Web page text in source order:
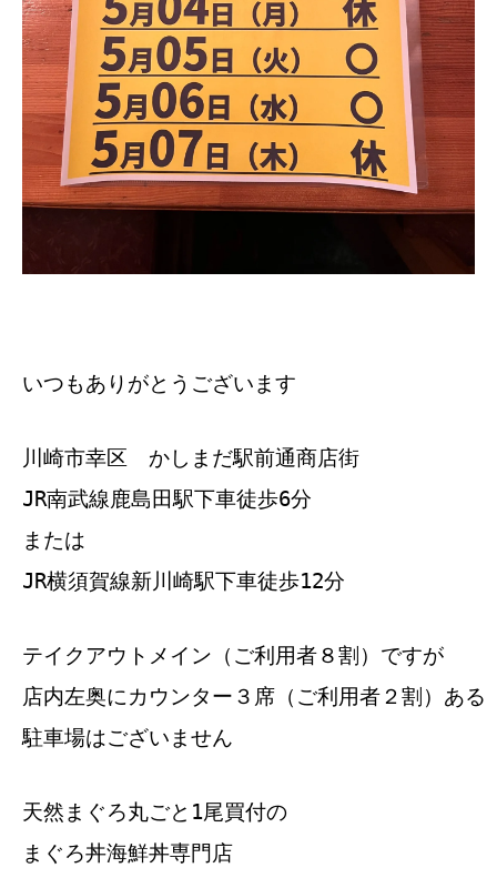
いつもありがとうございます
川崎市幸区 かしまだ駅前通商店街
JR南武線鹿島田駅下車徒歩6分
または
JR横須賀線新川崎駅下車徒歩12分
テイクアウトメイン（ご利用者８割）ですが
店内左奥にカウンター３席（ご利用者２割）ある
駐車場はございません
天然まぐろ丸ごと1尾買付の
まぐろ丼海鮮丼専門店